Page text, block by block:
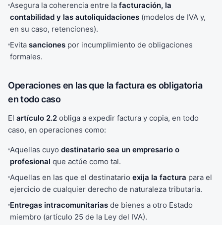
Asegura la coherencia entre la facturación, la
contabilidad y las autoliquidaciones (modelos de IVA y,
en su caso, retenciones).
Evita sanciones por incumplimiento de obligaciones
formales.
Operaciones en las que la factura es obligatoria
en todo caso
El artículo 2.2 obliga a expedir factura y copia, en todo
caso, en operaciones como:
Aquellas cuyo destinatario sea un empresario o
profesional que actúe como tal.
Aquellas en las que el destinatario exija la factura para el
ejercicio de cualquier derecho de naturaleza tributaria.
Entregas intracomunitarias de bienes a otro Estado
miembro (artículo 25 de la Ley del IVA).